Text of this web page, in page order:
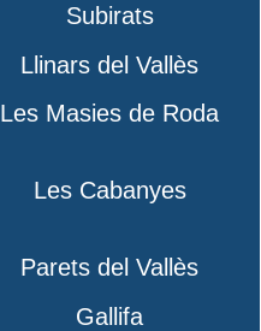
Subirats
Llinars del Vallès
Les Masies de Roda
Les Cabanyes
Parets del Vallès
Gallifa